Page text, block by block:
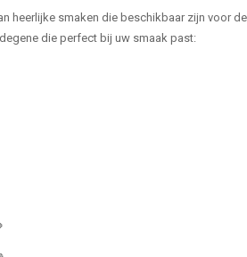
heerlijke smaken die beschikbaar zijn voor de
die perfect bij uw smaak past: